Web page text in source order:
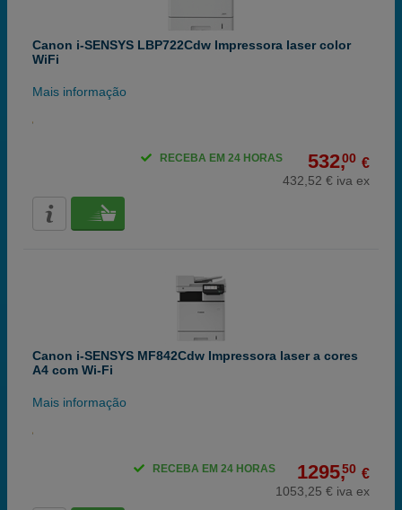
Canon i-SENSYS LBP722Cdw Impressora laser color
WiFi
Mais informação
532,00 €
432,52 € iva ex
RECEBA EM 24 HORAS
Canon i-SENSYS MF842Cdw Impressora laser a cores
A4 com Wi-Fi
Mais informação
1295,50 €
1053,25 € iva ex
RECEBA EM 24 HORAS